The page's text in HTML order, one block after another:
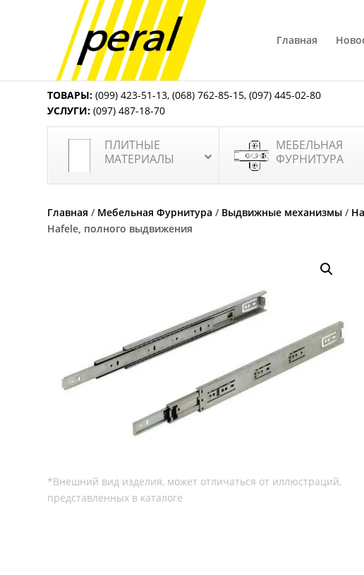
Главная
ТОВАРЫ: (099) 423-51-13,(068) 762-85-15,(097) 445-02-80
УСЛУГИ: (097) 487-18-70
ПЛИТНЫЕ
МАТЕРИАЛЫ
МЕБЕЛЬНАЯ
ФУРНИТУРА
Главная / Мебельная Фурнитура / Выдвижные механизмы /
Hafele, полного выдвижения